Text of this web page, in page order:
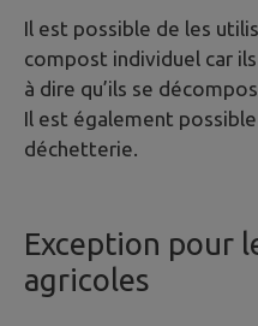
Il est possible de les
compost individuel car
à dire qu’ils se
Il est également
déchetterie.
Exception pour
agricoles